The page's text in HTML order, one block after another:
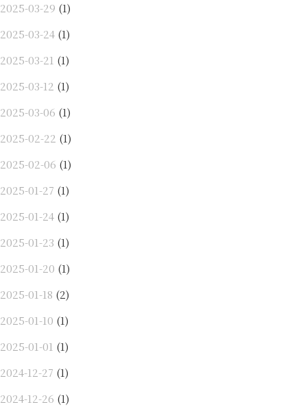
2025-03-29 (1)
2025-03-24 (1)
2025-03-21 (1)
2025-03-12 (1)
2025-03-06 (1)
2025-02-22 (1)
2025-02-06 (1)
2025-01-27 (1)
2025-01-24 (1)
2025-01-23 (1)
2025-01-20 (1)
2025-01-18 (2)
2025-01-10 (1)
2025-01-01 (1)
2024-12-27 (1)
2024-12-26 (1)